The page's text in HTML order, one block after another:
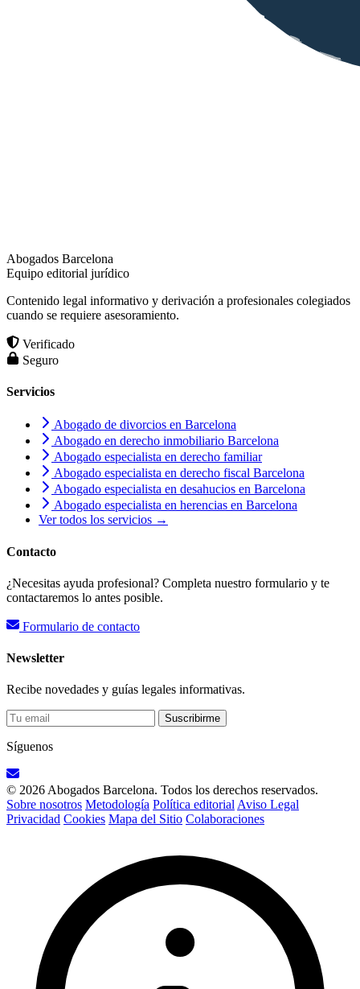
Abogados Barcelona
Equipo editorial jurídico
Contenido legal informativo y derivación a profesionales colegiados
cuando se requiere asesoramiento.
Verificado
Seguro
Servicios
Abogado de divorcios en Barcelona
Abogado en derecho inmobiliario Barcelona
Abogado especialista en derecho familiar
Abogado especialista en derecho fiscal Barcelona
Abogado especialista en desahucios en Barcelona
Abogado especialista en herencias en Barcelona
Ver todos los servicios →
Contacto
¿Necesitas ayuda profesional? Completa nuestro formulario y te
contactaremos lo antes posible.
Formulario de contacto
Newsletter
Recibe novedades y guías legales informativas.
Suscribirme
Síguenos
© 2026 Abogados Barcelona. Todos los derechos reservados.
Sobre nosotros Metodología Política editorialAviso Legal
Privacidad Cookies Mapa del Sitio Colaboraciones